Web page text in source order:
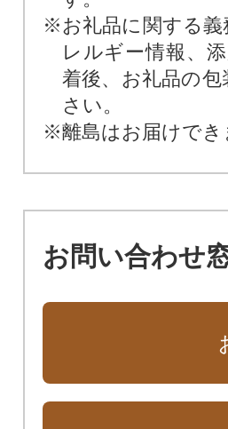
※お礼品に関する義
レルギー情報、
着後、お礼品の
さい。
※離島はお届けでき
お問い合わせ